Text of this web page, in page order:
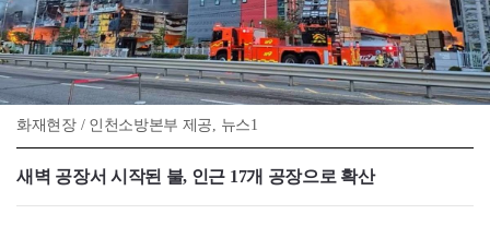
화재현장 / 인천소방본부 제공, 뉴스1
새벽 공장서 시작된 불, 인근 17개 공장으로 확산